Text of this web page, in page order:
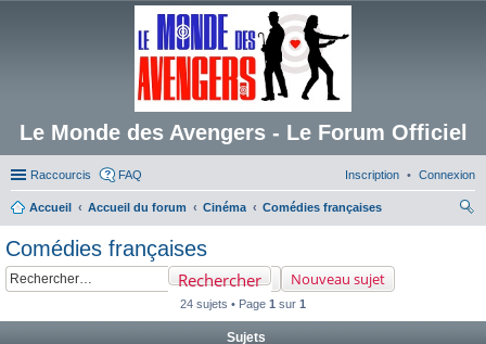
Le Monde des Avengers - Le Forum Officiel
Raccourcis FAQ Connexion
Inscription
Accueil Accueil du forum Cinéma
Comédies françaises
Comédies françaises
Nouveau sujet
Rechercher
24 sujets • Page 1 sur 1
Sujets